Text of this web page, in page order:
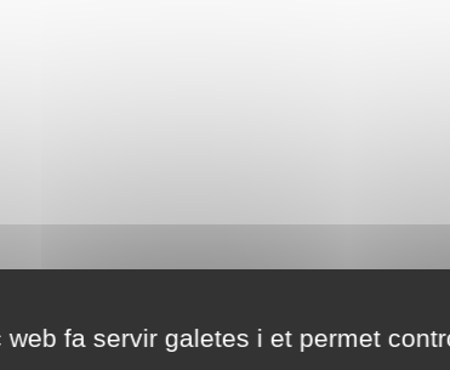
web fa servir galetes i et permet